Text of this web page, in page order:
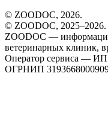
© ZOODOC, 2026.
© ZOODOC, 2025–2026.
ZOODOC —
ветеринарных клиник,
Оператор сервиса —
ОГРНИП